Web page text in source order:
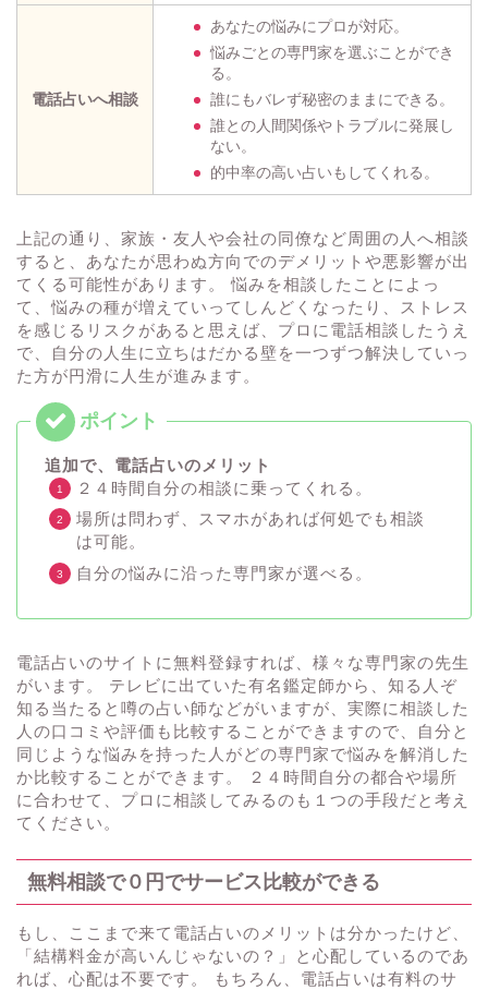
電話占いへ相談
あなたの悩みにプロが対応。
悩みごとの専門家を選ぶことができ
る。
誰にもバレず秘密のままにできる。
誰との人間関係やトラブルに発展し
ない。
的中率の高い占いもしてくれる。
上記の通り、家族・友人や会社の同僚など周囲の人へ相談
すると、あなたが思わぬ方向でのデメリットや悪影響が出
てくる可能性があります。 悩みを相談したことによっ
て、悩みの種が増えていってしんどくなったり、ストレス
を感じるリスクがあると思えば、プロに電話相談したうえ
で、自分の人生に立ちはだかる壁を一つずつ解決していっ
た方が円滑に人生が進みます。
追加で、電話占いのメリット
２４時間自分の相談に乗ってくれる。
場所は問わず、スマホがあれば何処でも相談
は可能。
自分の悩みに沿った専門家が選べる。
電話占いのサイトに無料登録すれば、様々な専門家の先生
がいます。 テレビに出ていた有名鑑定師から、知る人ぞ
知る当たると噂の占い師などがいますが、実際に相談した
人の口コミや評価も比較することができますので、自分と
同じような悩みを持った人がどの専門家で悩みを解消した
か比較することができます。 ２４時間自分の都合や場所
に合わせて、プロに相談してみるのも１つの手段だと考え
てください。
無料相談で０円でサービス比較ができる
もし、ここまで来て電話占いのメリットは分かったけど、
「結構料金が高いんじゃないの？」と心配しているのであ
れば、心配は不要です。 もちろん、電話占いは有料のサ